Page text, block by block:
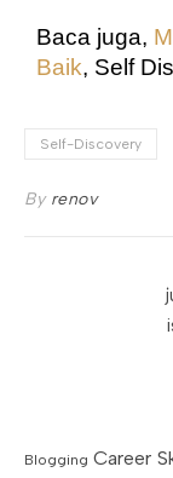
Baca juga,
Baik, Self
Self-Discovery
By renov
Blogging Career